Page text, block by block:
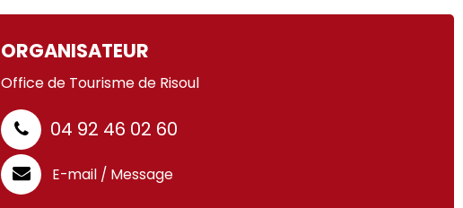
ORGANISATEUR
Office de Tourisme de Risoul
04 92 46 02 60
E-mail / Message